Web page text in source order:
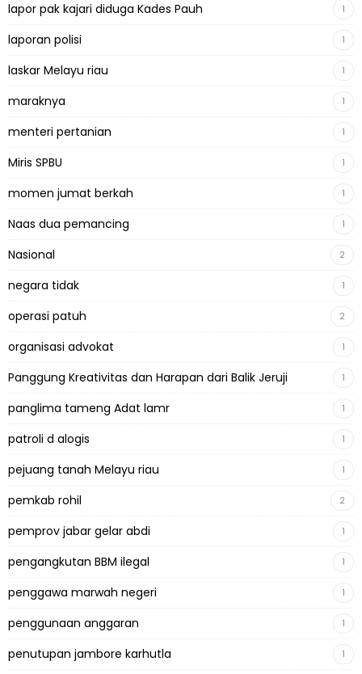
lapor pak kajari diduga Kades Pauh 1
laporan polisi 1
laskar Melayu riau 1
maraknya 1
menteri pertanian 1
Miris SPBU 1
momen jumat berkah 1
Naas dua pemancing 1
Nasional 2
negara tidak 1
operasi patuh 2
organisasi advokat 1
Panggung Kreativitas dan Harapan dari Balik Jeruji 1
panglima tameng Adat lamr 1
patroli d alogis 1
pejuang tanah Melayu riau 1
pemkab rohil 2
pemprov jabar gelar abdi 1
pengangkutan BBM ilegal 1
penggawa marwah negeri 1
penggunaan anggaran 1
penutupan jambore karhutla 1